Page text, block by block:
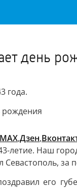
день
года.
MAX,Дзен,
летие. Наш
Севастополь,
его